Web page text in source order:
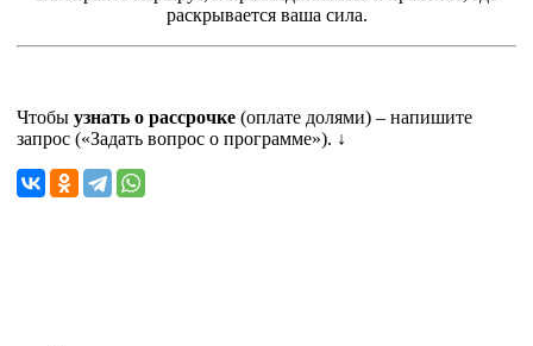
раскрывается ваша сила.
Чтобы узнать о рассрочке (оплате долями) – напишите
запрос («Задать вопрос о программе»). ↓